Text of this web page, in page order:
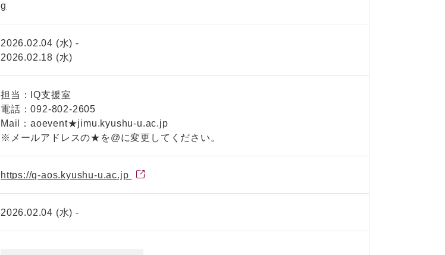
g
2026.02.04 (水) -
2026.02.18 (水)
担当：IQ支援室
電話：092-802-2605
Mail：aoevent★jimu.kyushu-u.ac.jp
※メールアドレスの★を@に変更してください。
https://q-aos.kyushu-u.ac.jp
2026.02.04 (水) -